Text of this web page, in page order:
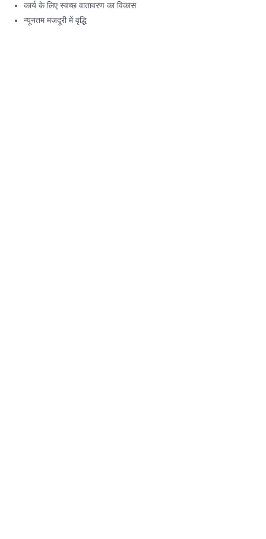
कार्य के लिए स्वच्छ वातावरण का विकास
न्यूनतम मजदूरी में वृद्धि